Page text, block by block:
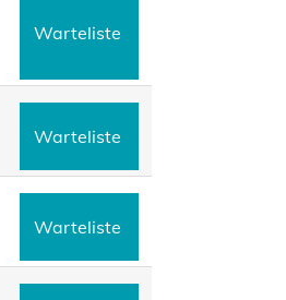
Warteliste
Warteliste
Warteliste